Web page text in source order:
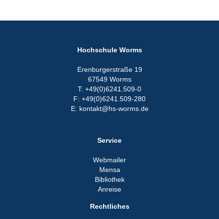
Hochschule Worms
Erenburgerstraße 19
67549 Worms
T: +49(0)6241.509-0
F: +49(0)6241.509-280
E: kontakt@hs-worms.de
Service
Webmailer
Mensa
Bibliothek
Anreise
Rechtliches